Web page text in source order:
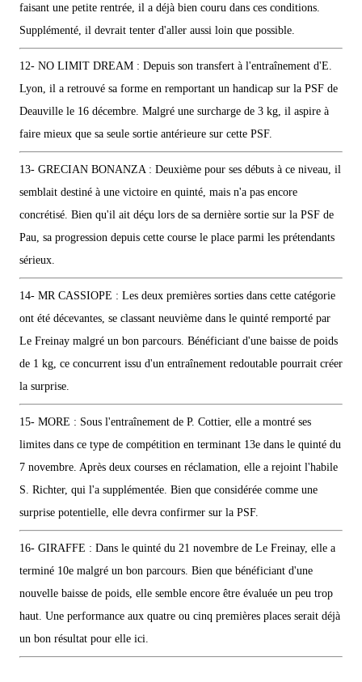
faisant une petite rentrée, il a déjà bien couru dans ces conditions.
Supplémenté, il devrait tenter d'aller aussi loin que possible.
12- NO LIMIT DREAM : Depuis son transfert à l'entraînement d'E.
Lyon, il a retrouvé sa forme en remportant un handicap sur la PSF de
Deauville le 16 décembre. Malgré une surcharge de 3 kg, il aspire à
faire mieux que sa seule sortie antérieure sur cette PSF.
13- GRECIAN BONANZA : Deuxième pour ses débuts à ce niveau, il
semblait destiné à une victoire en quinté, mais n'a pas encore
concrétisé. Bien qu'il ait déçu lors de sa dernière sortie sur la PSF de
Pau, sa progression depuis cette course le place parmi les prétendants
sérieux.
14- MR CASSIOPE : Les deux premières sorties dans cette catégorie
ont été décevantes, se classant neuvième dans le quinté remporté par
Le Freinay malgré un bon parcours. Bénéficiant d'une baisse de poids
de 1 kg, ce concurrent issu d'un entraînement redoutable pourrait créer
la surprise.
15- MORE : Sous l'entraînement de P. Cottier, elle a montré ses
limites dans ce type de compétition en terminant 13e dans le quinté du
7 novembre. Après deux courses en réclamation, elle a rejoint l'habile
S. Richter, qui l'a supplémentée. Bien que considérée comme une
surprise potentielle, elle devra confirmer sur la PSF.
16- GIRAFFE : Dans le quinté du 21 novembre de Le Freinay, elle a
terminé 10e malgré un bon parcours. Bien que bénéficiant d'une
nouvelle baisse de poids, elle semble encore être évaluée un peu trop
haut. Une performance aux quatre ou cinq premières places serait déjà
un bon résultat pour elle ici.